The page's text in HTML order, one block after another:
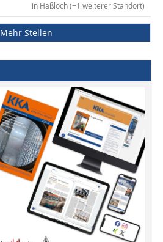
in Haßloch (+1 weiterer Standort)
Mehr Stellen